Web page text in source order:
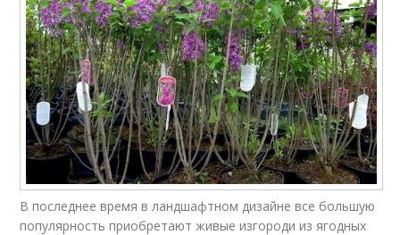
В последнее время в ландшафтном дизайне все большую
популярность приобретают живые изгороди из ягодных